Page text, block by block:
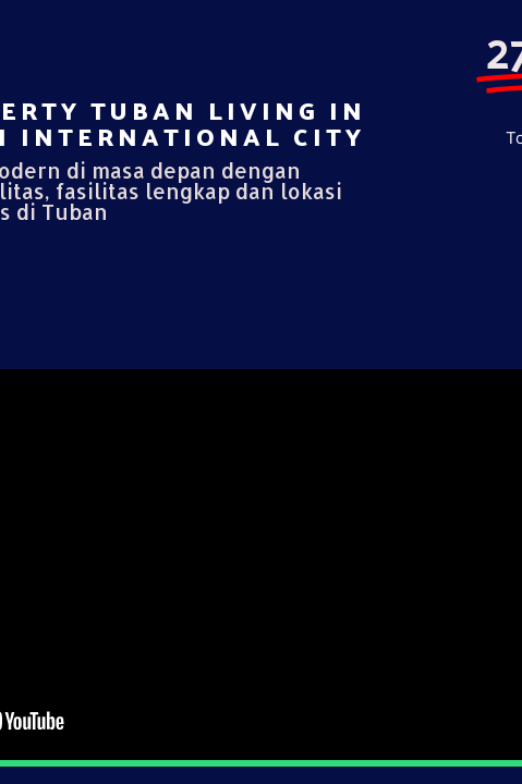
TUBAN LIVING IN
INTERNATIONAL CITY​
di masa depan dengan
fasilitas lengkap dan lokasi
di Tuban